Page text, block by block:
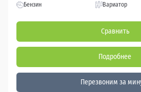
Бензин Вариатор
Сравнить
Подробнее
Перезвоним за